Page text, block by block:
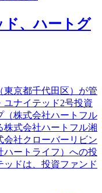
、ハートグ
東京都千代田区）が管
ナイテッド2号投資
（株式会社ハートフル
株式会社ハートフル湘
社クローバーリビン
ハートライフ）への投
ドは、投資ファンド